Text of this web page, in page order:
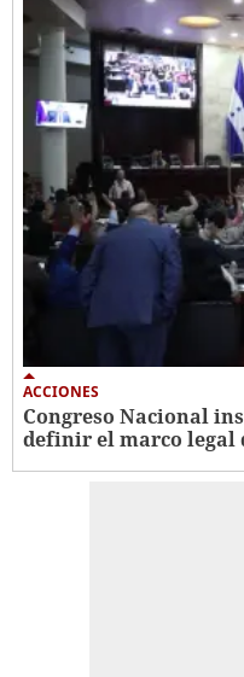
ACCIONES
Congreso Nacional
definir el marco legal